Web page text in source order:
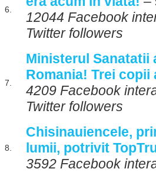
6.
12044 Facebook
Twitter followers
7.
Ministerul Sanatatii
Romania! Trei copii
4209 Facebook
Twitter followers
8.
Chisinauiencele,
lumii, potrivit
3592 Facebook